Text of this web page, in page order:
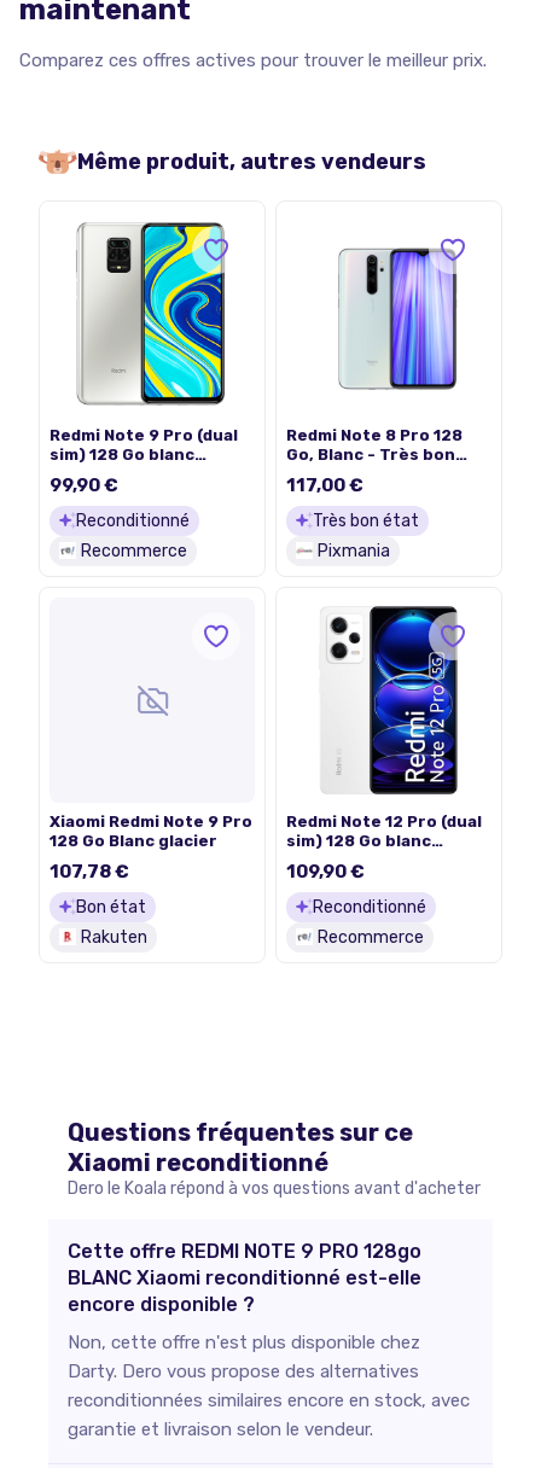
maintenant
Comparez ces offres actives pour trouver le meilleur prix.
Même produit, autres vendeurs
Redmi Note 9 Pro (dual
sim) 128 Go blanc
99,90 €
Reconditionné
Recommerce
Redmi Note 8 Pro 128
Go, Blanc - Très bon
117,00 €
Très bon état
Pixmania
Xiaomi Redmi Note 9 Pro
128 Go Blanc glacier
107,78 €
Bon état
Rakuten
Redmi Note 12 Pro (dual
sim) 128 Go blanc
109,90 €
Reconditionné
Recommerce
Questions fréquentes sur ce
Xiaomi reconditionné
Dero le Koala répond à vos questions avant d'acheter
Cette offre REDMI NOTE 9 PRO 128go
BLANC Xiaomi reconditionné est-elle
encore disponible ?
Non, cette offre n'est plus disponible chez
Darty. Dero vous propose des alternatives
reconditionnées similaires encore en stock, avec
garantie et livraison selon le vendeur.